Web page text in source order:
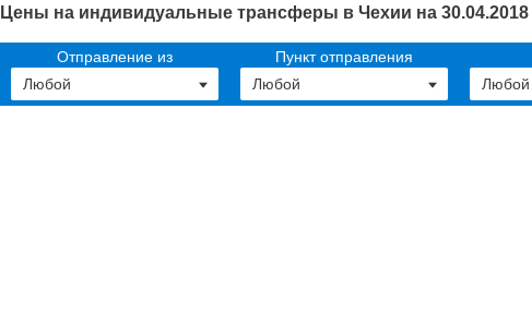
Цены на индивидуальные трансферы в Чехии на 30.04.2018
Отправление из Пункт отправления